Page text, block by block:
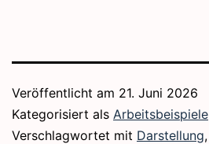
Veröffentlicht am 21. Juni 2026
Kategorisiert als Arbeitsbeispiele
Verschlagwortet mit Darstellung,